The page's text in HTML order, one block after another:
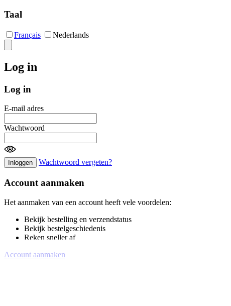
Taal
Français Nederlands
Log in
Log in
E-mail adres
Wachtwoord
Inloggen Wachtwoord vergeten?
Account aanmaken
Het aanmaken van een account heeft vele voordelen:
Bekijk bestelling en verzendstatus
Bekijk bestelgeschiedenis
Reken sneller af
Account aanmaken